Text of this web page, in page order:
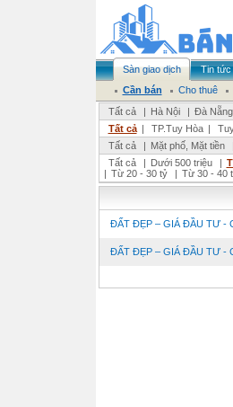
Sàn giao dịch Tin tức
Cần bán
Cho thuê
Tất cả
| Hà Nội | Đà Nẵng
Tất cả | TP.Tuy Hòa |
Tất cả
| Mặt phố, Mặt tiền
Tất cả
| Dưới 500 triệu |
| Từ 20 - 30 tỷ | Từ 30 - 40
ĐẤT ĐẸP – GIÁ ĐẦU TƯ -
ĐẤT ĐẸP – GIÁ ĐẦU TƯ -